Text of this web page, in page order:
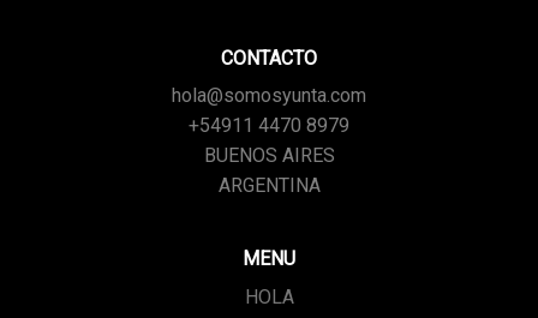
CONTACTO
hola@somosyunta.com
+54911 4470 8979
BUENOS AIRES
ARGENTINA
MENU
HOLA